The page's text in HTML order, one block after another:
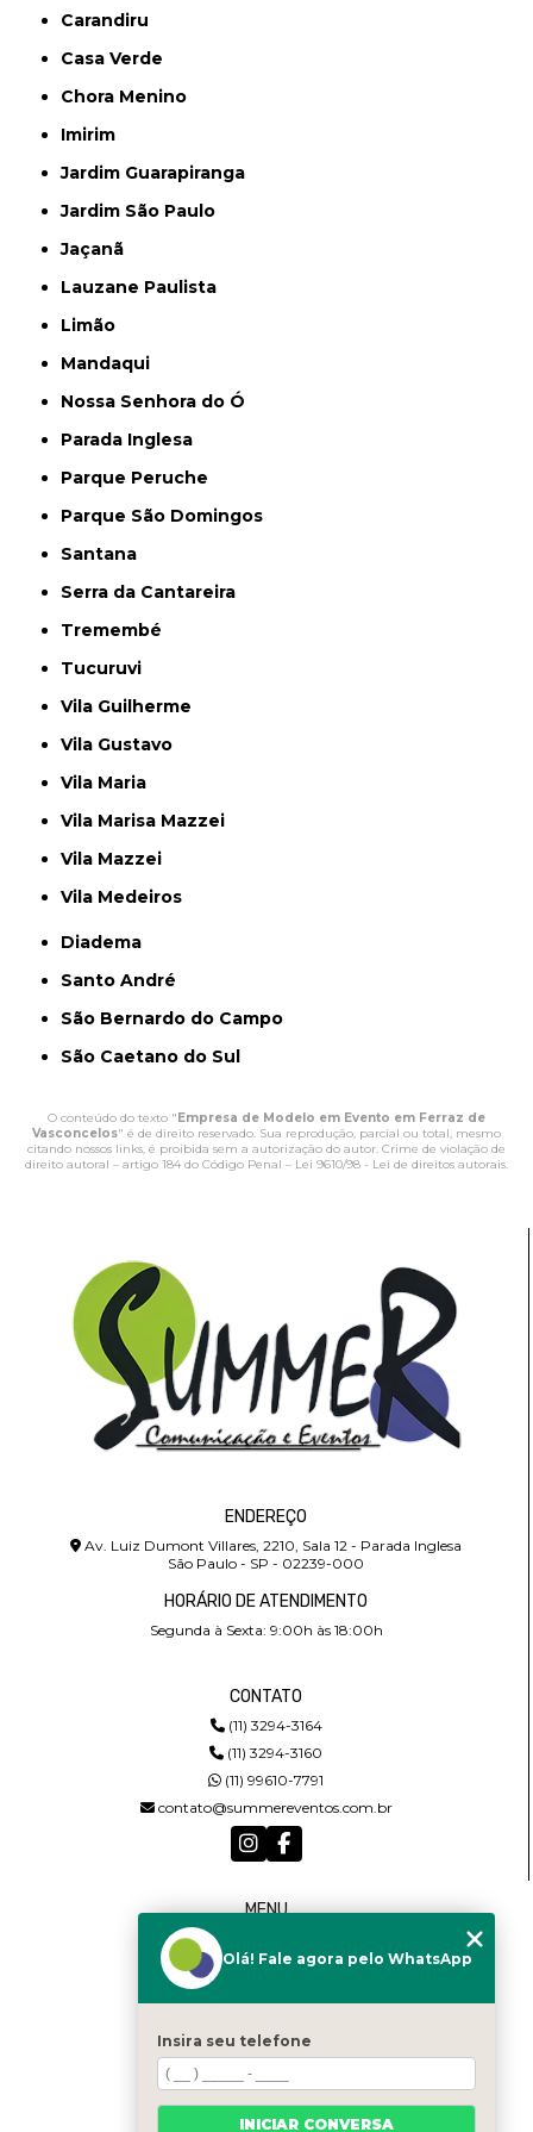
Carandiru
Casa Verde
Chora Menino
Imirim
Jardim Guarapiranga
Jardim São Paulo
Jaçanã
Lauzane Paulista
Limão
Mandaqui
Nossa Senhora do Ó
Parada Inglesa
Parque Peruche
Parque São Domingos
Santana
Serra da Cantareira
Tremembé
Tucuruvi
Vila Guilherme
Vila Gustavo
Vila Maria
Vila Marisa Mazzei
Vila Mazzei
Vila Medeiros
Diadema
Santo André
São Bernardo do Campo
São Caetano do Sul
O conteúdo do texto "Empresa de Modelo em Evento em Ferraz de
Vasconcelos" é de direito reservado. Sua reprodução, parcial ou total, mesmo
citando nossos links, é proibida sem a autorização do autor. Crime de violação de
direito autoral – artigo 184 do Código Penal – Lei 9610/98 - Lei de direitos autorais
ENDEREÇO
Av. Luiz Dumont Villares, 2210, Sala 12 - Parada Inglesa
São Paulo - SP - 02239-000
HORÁRIO DE ATENDIMENTO
Segunda à Sexta: 9:00h às 18:00h
CONTATO
(11) 3294-3164
(11) 3294-3160
(11) 99610-7791
contato@summereventos.com.br
MENU
QUEM SOMOS
CONTATO
CATEGORIAS
MAPA DO SITE
Olá! Fale agora pelo WhatsApp
Insira seu telefone
INICIAR CONVERSA